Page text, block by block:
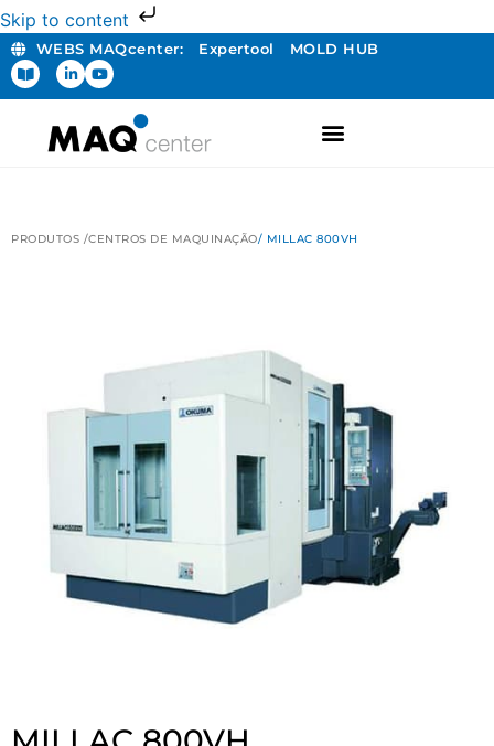
Skip to content
WEBS MAQcenter: Expertool MOLD HUB
PRODUTOS /CENTROS DE MAQUINAÇÃO/ MILLAC 800VH